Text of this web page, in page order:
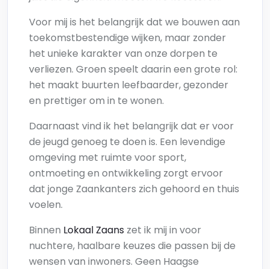
Voor mij is het belangrijk dat we bouwen aan
toekomstbestendige wijken, maar zonder
het unieke karakter van onze dorpen te
verliezen. Groen speelt daarin een grote rol:
het maakt buurten leefbaarder, gezonder
en prettiger om in te wonen.
Daarnaast vind ik het belangrijk dat er voor
de jeugd genoeg te doen is. Een levendige
omgeving met ruimte voor sport,
ontmoeting en ontwikkeling zorgt ervoor
dat jonge Zaankanters zich gehoord en thuis
voelen.
Binnen Lokaal Zaans zet ik mij in voor
nuchtere, haalbare keuzes die passen bij de
wensen van inwoners. Geen Haagse